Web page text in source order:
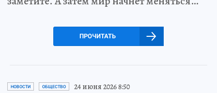
ПРОЧИТАТЬ
НОВОСТИ ОБЩЕСТВО 24 июня 2026 8:50